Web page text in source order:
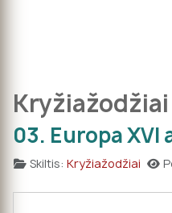
Kryžiažodžiai
03. Europa XVI
Skiltis: Kryžiažodžiai